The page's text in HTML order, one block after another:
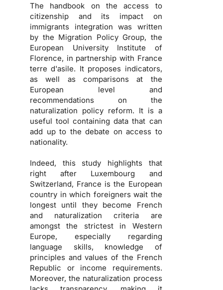
The handbook on the access to
citizenship and its impact on
immigrants integration was written
by the Migration Policy Group, the
European University Institute of
Florence, in partnership with France
terre d'asile. It proposes indicators,
as well as comparisons at the
European level and
recommendations on the
naturalization policy reform. It is a
useful tool containing data that can
add up to the debate on access to
nationality.
Indeed, this study highlights that
right after Luxembourg and
Switzerland, France is the European
country in which foreigners wait the
longest until they become French
and naturalization criteria are
amongst the strictest in Western
Europe, especially regarding
language skills, knowledge of
principles and values of the French
Republic or income requirements.
Moreover, the naturalization process